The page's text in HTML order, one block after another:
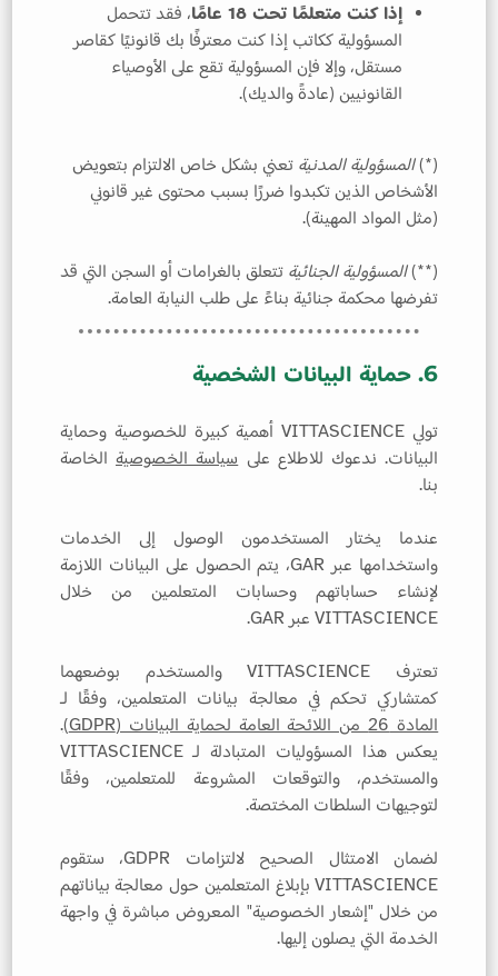
إذا كنت متعلمًا تحت 18 عامًا
، فقد تتحمل
المسؤولية ككاتب إذا كنت معترفًا بك قانونيًا كقاصر
مستقل، وإلا فإن المسؤولية تقع على الأوصياء
القانونيين (عادةً والديك).
(*)المسؤولية المدنية تعني بشكل خاص الالتزام بتعويض
الأشخاص الذين تكبدوا ضررًا بسبب محتوى غير قانوني
(مثل المواد المهينة).
(**)المسؤولية الجنائية تتعلق بالغرامات أو السجن التي قد
تفرضها محكمة جنائية بناءً على طلب النيابة العامة.
6. حماية البيانات الشخصية
تولي VITTASCIENCE أهمية كبيرة للخصوصية وحماية
البيانات. ندعوك للاطلاع على سياسة الخصوصية الخاصة
بنا.
عندما يختار المستخدمون الوصول إلى الخدمات
واستخدامها عبر GAR، يتم الحصول على البيانات اللازمة
لإنشاء حساباتهم وحسابات المتعلمين من خلال
VITTASCIENCE عبر GAR.
تعترف VITTASCIENCE والمستخدم بوضعهما
كمتشاركي تحكم في معالجة بيانات المتعلمين، وفقًا لـ
المادة 26 من اللائحة العامة لحماية البيانات (GDPR)
.
يعكس هذا المسؤوليات المتبادلة لـ VITTASCIENCE
والمستخدم، والتوقعات المشروعة للمتعلمين، وفقًا
لتوجيهات السلطات المختصة.
لضمان الامتثال الصحيح لالتزامات GDPR، ستقوم
VITTASCIENCE بإبلاغ المتعلمين حول معالجة بياناتهم
من خلال "إشعار الخصوصية" المعروض مباشرة في واجهة
الخدمة التي يصلون إليها.